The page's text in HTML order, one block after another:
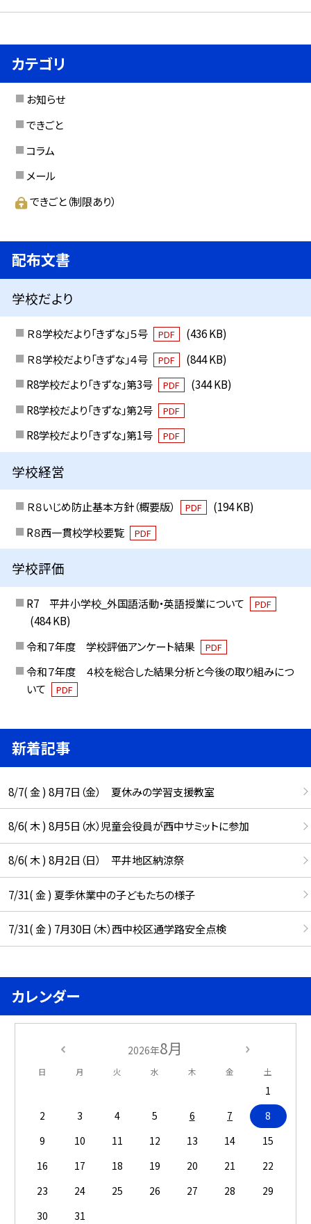
カテゴリ
お知らせ
できごと
コラム
メール
できごと（制限あり）
配布文書
学校だより
Ｒ８学校だより「きずな」５号 PDF
(436 KB)
Ｒ８学校だより「きずな」４号
PDF
(844 KB)
R8学校だより「きずな」第3号
PDF
(344 KB)
R8学校だより「きずな」第2号
PDF
R8学校だより「きずな」第1号 PDF
学校経営
Ｒ８いじめ防止基本方針（概要版） PDF
(194 KB)
R８西一貫校学校要覧
PDF
学校評価
R7 平井小学校_外国語活動・英語授業について PDF
(484 KB)
令和７年度 学校評価アンケート結果
PDF
令和７年度 ４校を総合した結果分析と今後の取り組みにつ
いて
PDF
新着記事
8/7( 金 ) 8月7日（金） 夏休みの学習支援教室
8/6( 木 ) 8月5日（水）児童会役員が西中サミットに参加
8/6( 木 ) 8月2日（日） 平井地区納涼祭
7/31( 金 ) 夏季休業中の子どもたちの様子
7/31( 金 ) 7月30日（木）西中校区通学路安全点検
カレンダー
2026年8月
日 月 火 水 木 金 土
1
2
3 4 5 6 7
8
9
10 11 12 13 14
15
16
17 18 19 20 21
22
23
24 25 26 27 28
29
30
31